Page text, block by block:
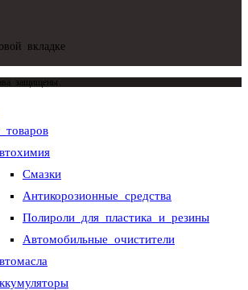
вкладке
защищены.
товаров
Смазки
Антикорозионные средства
Полироли для пластика и резины
Автомобильные очистители